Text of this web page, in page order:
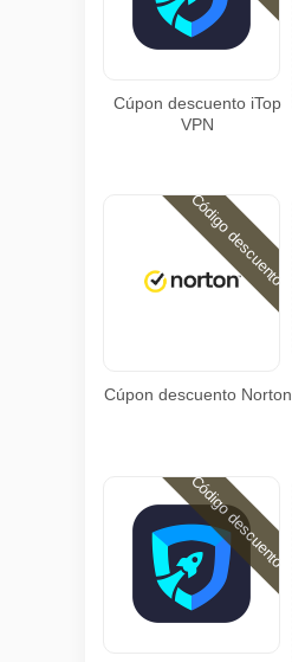
Cúpon descuento iTop
VPN
Código descuento
Cúpon descuento Norton
Código descuento